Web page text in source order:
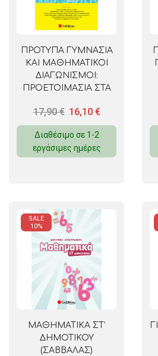
ΠΡΟΤΥΠΑ ΓΥΜΝΑΣΙΑ
ΚΑΙ ΜΑΘΗΜΑΤΙΚΟΙ
ΔΙΑΓΩΝΙΣΜΟΙ:
ΠΡΟΕΤΟΙΜΑΣΙΑ ΣΤΑ
ΔΗΜΟΤΙΚΟΥ
17,90€ 16,10 €
Διαθέσιμο σε 1-2
εργάσιμες ημέρες
SALE
10%
ΜΑΘΗΜΑΤΙΚΑ ΣΤ’
ΔΗΜΟΤΙΚΟΥ
(ΣΑΒΒΑΛΑΣ)